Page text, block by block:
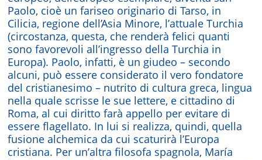
Paolo, cioè un fariseo originario di Tarso, in
Cilicia, regione dell’Asia Minore, l’attuale Turchia
(circostanza, questa, che renderà felici quanti
sono favorevoli all’ingresso della Turchia in
Europa). Paolo, infatti, è un giudeo – secondo
alcuni, può essere considerato il vero fondatore
del cristianesimo – nutrito di cultura greca, lingua
nella quale scrisse le sue lettere, e cittadino di
Roma, al cui diritto farà appello per evitare di
essere flagellato. In lui si realizza, quindi, quella
fusione alchemica da cui scaturirà l’Europa
cristiana. Per un’altra filosofa spagnola, María